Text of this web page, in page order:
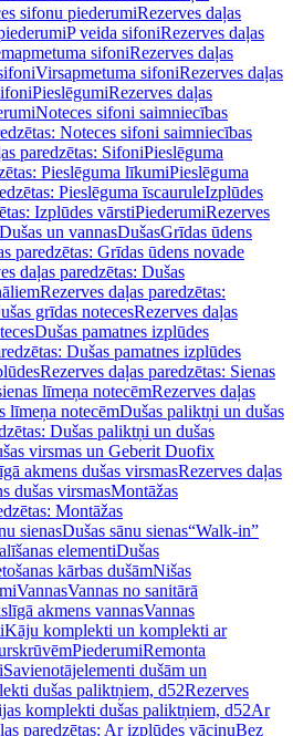
sifonu piederumiRezerves daļas
P veida sifoniRezerves daļas
sifoniRezerves daļas
Virsapmetuma sifoniRezerves daļas
PieslēgumiRezerves daļas
Noteces sifoni saimniecības
Noteces sifoni saimniecības
paredzētas: SifoniPieslēguma
Pieslēguma līkumiPieslēguma
Pieslēguma īscauruleIzplūdes
Izplūdes vārstiPiederumiRezerves
Dušas un vannasDušasGrīdas ūdens
paredzētas: Grīdas ūdens novade
daļas paredzētas: Dušas
Rezerves daļas paredzētas:
grīdas notecesRezerves daļas
Dušas pamatnes izplūdes
Dušas pamatnes izplūdes
Rezerves daļas paredzētas: Sienas
līmeņa notecēmRezerves daļas
līmeņa notecēmDušas paliktņi un dušas
Dušas paliktņi un dušas
virsmas un Geberit Duofix
akmens dušas virsmasRezerves daļas
dušas virsmasMontāžas
Montāžas
sienasDušas sānu sienas“Walk-in”
elementiDušas
kārbas dušāmNišas
VannasVannas no sanitārā
akmens vannasVannas
Kāju komplekti un komplekti ar
PiederumiRemonta
Savienotājelementi dušām un
dušas paliktņiem, d52Rezerves
komplekti dušas paliktņiem, d52Ar
paredzētas: Ar izplūdes vāciņuBez